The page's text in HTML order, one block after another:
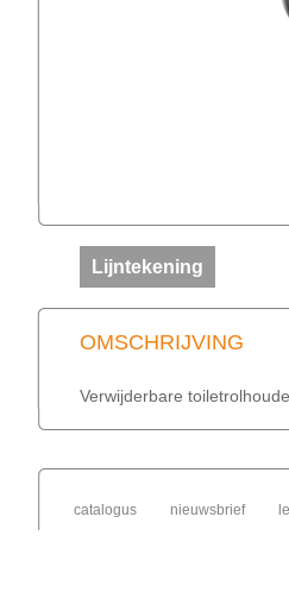
Lijntekening
OMSCHRIJVING
Verwijderbare
catalogus nieuwsbrief